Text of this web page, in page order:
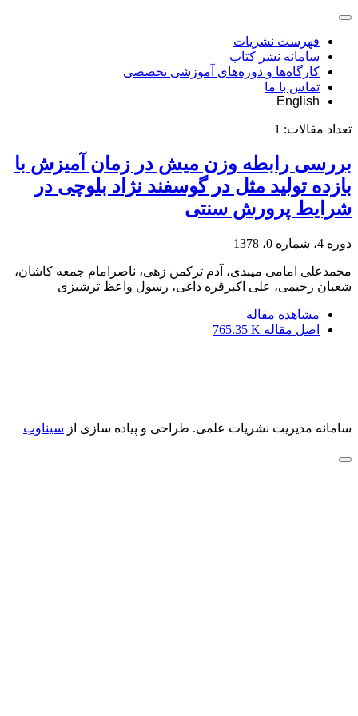
فهرست نشریات
سامانه نشر کتاب
کارگاه‌ها و دوره‌های آموزشی تخصصی
تماس با ما
English
تعداد مقالات: 1
بررسی رابطه وزن میش در زمان آمیزش با
بازده تولید مثل در گوسفند نژاد بلوچی در
شرایط پرورش سنتی
دوره 4، شماره 0، 1378
محمدعلی امامی میبدی، آدم ترکمن زهی، ناصرامام جمعه کاشان،
شعبان رحیمی، علی اکبرقره داغی، رسول واعظ ترشیزی
مشاهده مقاله
اصل مقاله 765.35 K
سامانه مدیریت نشریات علمی. طراحی و پیاده سازی از سیناوب